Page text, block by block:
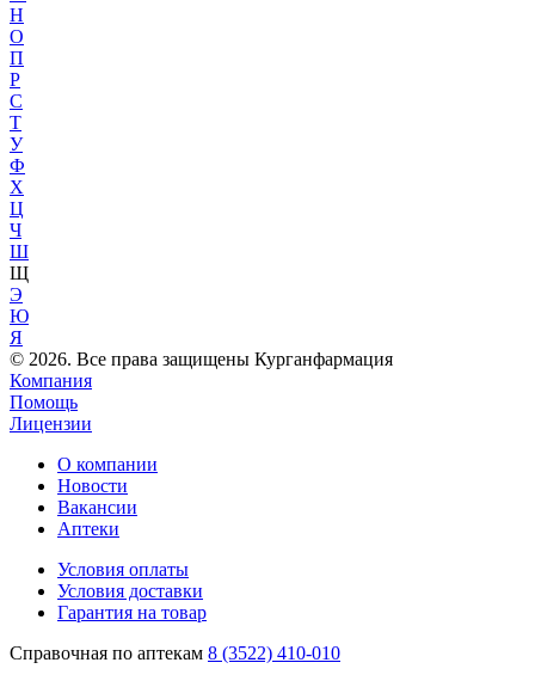
Н
О
П
Р
С
Т
У
Ф
Х
Ц
Ч
Ш
Щ
Э
Ю
Я
© 2026. Все права защищены Курганфармация
Компания
Помощь
Лицензии
О компании
Новости
Вакансии
Аптеки
Условия оплаты
Условия доставки
Гарантия на товар
Справочная по аптекам 8 (3522) 410-010